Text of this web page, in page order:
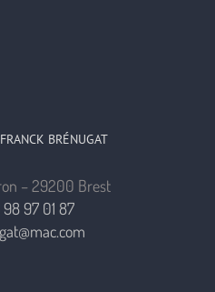
BRÉNUGAT
– 29200 Brest
97 01 87